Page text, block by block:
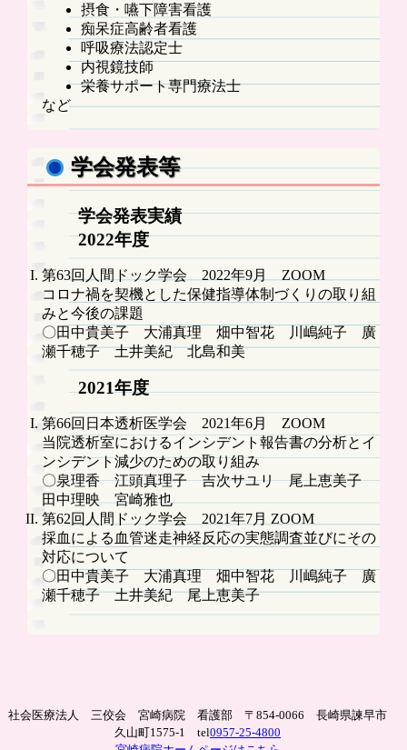
摂食・嚥下障害看護
痴呆症高齢者看護
呼吸療法認定士
内視鏡技師
栄養サポート専門療法士
など
学会発表等
学会発表実績
2022年度
第63回人間ドック学会 2022年9月 ZOOM
コロナ禍を契機とした保健指導体制づくりの取り組
みと今後の課題
〇田中貴美子 大浦真理 畑中智花 川嶋純子 廣
瀬千穂子 土井美紀 北島和美
2021年度
第66回日本透析医学会 2021年6月 ZOOM
当院透析室におけるインシデント報告書の分析とイ
ンシデント減少のための取り組み
〇泉理香 江頭真理子 吉次サユリ 尾上恵美子
田中理映 宮崎雅也
第62回人間ドック学会 2021年7月 ZOOM
採血による血管迷走神経反応の実態調査並びにその
対応について
〇田中貴美子 大浦真理 畑中智花 川嶋純子 廣
瀬千穂子 土井美紀 尾上恵美子
社会医療法人 三佼会 宮崎病院 看護部 〒854-0066 長崎県諫早市
久山町1575-1 tel0957-25-4800